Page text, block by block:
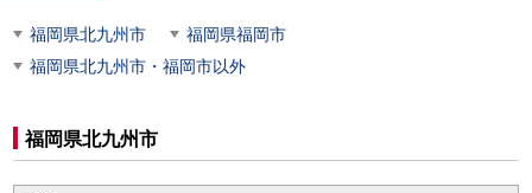
福岡県北九州市
福岡県福岡市
福岡県北九州市・福岡市以外
福岡県北九州市